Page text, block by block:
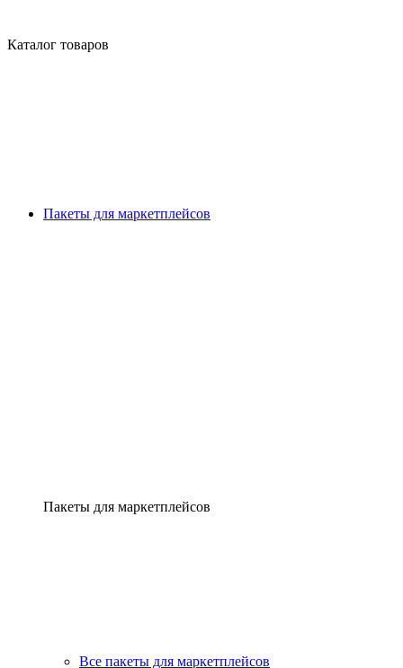
Каталог товаров
Пакеты для маркетплейсов
Пакеты для маркетплейсов
Все пакеты для маркетплейсов